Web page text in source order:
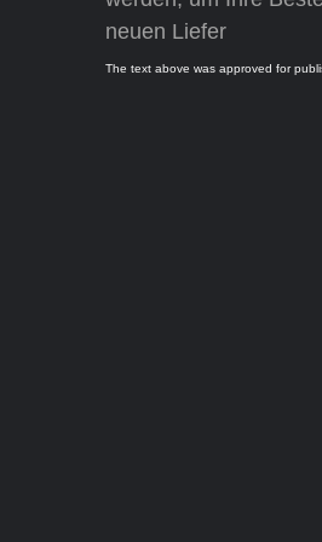
neuen Liefer
The text above was approved for